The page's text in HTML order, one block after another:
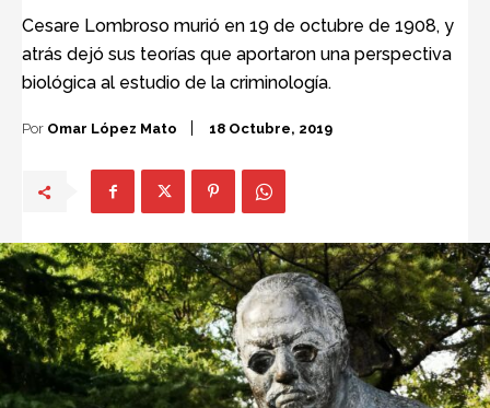
Cesare Lombroso murió en 19 de octubre de 1908, y
atrás dejó sus teorías que aportaron una perspectiva
biológica al estudio de la criminología.
Por Omar López Mato 18 Octubre, 2019